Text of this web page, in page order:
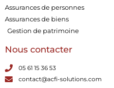
Assurances de personnes
Assurances de biens
Gestion de patrimoine
Nous contacter
05 61 15 36 53
contact@acfi-solutions.com